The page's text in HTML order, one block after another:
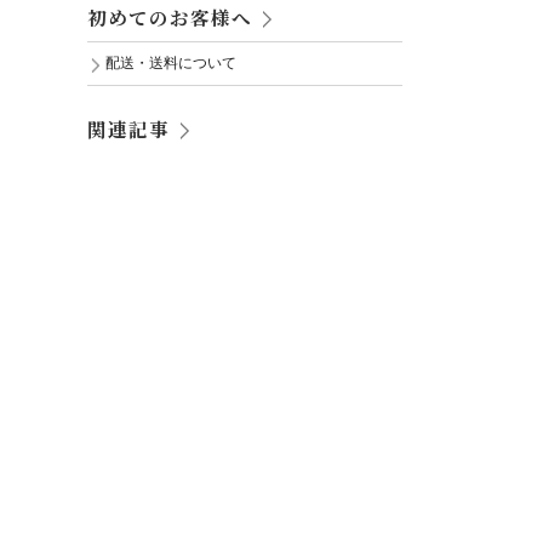
初めてのお客様へ
配送・送料について
関連記事